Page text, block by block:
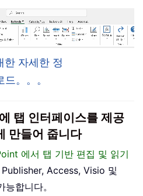
자세한 정
。。。
탭 인터페이스를 제공
만들어 줍니다
에서 탭 기반 편집 및 읽기
Publisher, Access, Visio 및
합니다。